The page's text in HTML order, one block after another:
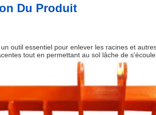
Du Produit
outil essentiel pour enlever les racines et
tout en permettant au sol lâche de